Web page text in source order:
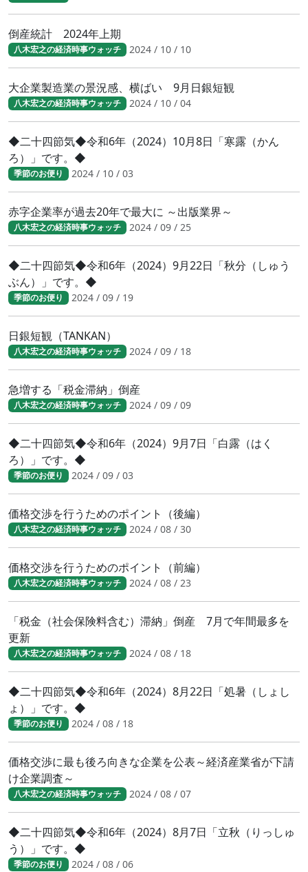
倒産統計 2024年上期
八木宏之の経済時事ウォッチ 2024 / 10 / 10
大企業製造業の景況感、横ばい 9月日銀短観
八木宏之の経済時事ウォッチ 2024 / 10 / 04
◆二十四節気◆令和6年（2024）10月8日「寒露（かん
ろ）」です。◆
季節のお便り 2024 / 10 / 03
赤字企業率が過去20年で最大に ～出版業界～
八木宏之の経済時事ウォッチ 2024 / 09 / 25
◆二十四節気◆令和6年（2024）9月22日「秋分（しゅう
ぶん）」です。◆
季節のお便り 2024 / 09 / 19
日銀短観（TANKAN）
八木宏之の経済時事ウォッチ 2024 / 09 / 18
急増する「税金滞納」倒産
八木宏之の経済時事ウォッチ 2024 / 09 / 09
◆二十四節気◆令和6年（2024）9月7日「白露（はく
ろ）」です。◆
季節のお便り 2024 / 09 / 03
価格交渉を行うためのポイント（後編）
八木宏之の経済時事ウォッチ 2024 / 08 / 30
価格交渉を行うためのポイント（前編）
八木宏之の経済時事ウォッチ 2024 / 08 / 23
「税金（社会保険料含む）滞納」倒産 7月で年間最多を
更新
八木宏之の経済時事ウォッチ 2024 / 08 / 18
◆二十四節気◆令和6年（2024）8月22日「処暑（しょし
ょ）」です。◆
季節のお便り 2024 / 08 / 18
価格交渉に最も後ろ向きな企業を公表～経済産業省が下請
け企業調査～
八木宏之の経済時事ウォッチ 2024 / 08 / 07
◆二十四節気◆令和6年（2024）8月7日「立秋（りっしゅ
う）」です。◆
季節のお便り 2024 / 08 / 06